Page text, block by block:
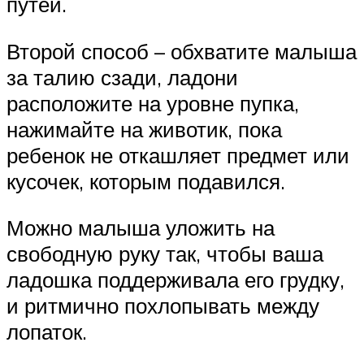
Второй способ – обхватите малыша
за талию сзади, ладони
расположите на уровне пупка,
нажимайте на животик, пока
ребенок не откашляет предмет или
кусочек, которым подавился.
Можно малыша уложить на
свободную руку так, чтобы ваша
ладошка поддерживала его грудку,
и ритмично похлопывать между
лопаток.